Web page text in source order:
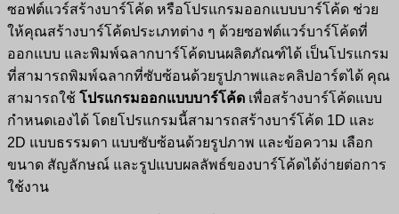
ซอฟต์แวร์สร้างบาร์โค้ด หรือโปรแกรมออกแบบบาร์โค้ด ช่วย
ให้คุณสร้างบาร์โค้ดประเภทต่าง ๆ ด้วยซอฟต์แวร์บาร์โค้ดที่
ออกแบบ และพิมพ์ฉลากบาร์โค้ดบนผลิตภัณฑ์ได้ เป็นโปรแกรม
ที่สามารถพิมพ์ฉลากที่ซับซ้อนด้วยรูปภาพและคลิปอาร์ตได้ คุณ
สามารถใช้ โปรแกรมออกแบบบาร์โค้ด เพื่อสร้างบาร์โค้ดแบบ
กำหนดเองได้ โดยโปรแกรมนี้สามารถสร้างบาร์โค้ด 1D และ
2D แบบธรรมดา แบบซับซ้อนด้วยรูปภาพ และข้อความ เลือก
ขนาด สัญลักษณ์ และรูปแบบผลลัพธ์ของบาร์โค้ดได้ง่ายต่อการ
ใช้งาน